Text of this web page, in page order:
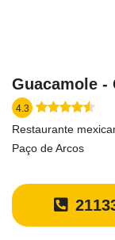
Guacamole -
4.3
Restaurante
Paço de Arcos